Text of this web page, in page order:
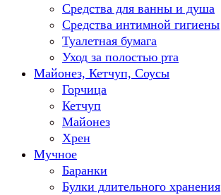
Средства для ванны и душа
Средства интимной гигиены
Туалетная бумага
Уход за полостью рта
Майонез, Кетчуп, Соусы
Горчица
Кетчуп
Майонез
Хрен
Мучное
Баранки
Булки длительного хранения